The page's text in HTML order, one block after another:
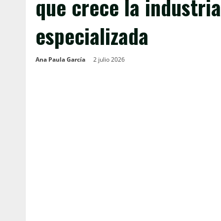
que crece la
especializada
Ana Paula García 2 julio 2026